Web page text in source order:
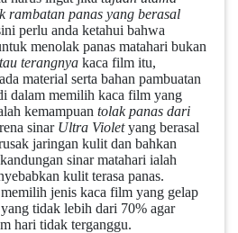
rambatan panas yang berasal
perlu anda ketahui bahwa
menolak panas matahari bukan
terangnya kaca film itu,
material serta bahan pambuatan
dalam memilih kaca film yang
kemampuan tolak panas dari
sinar Ultra Violetyang berasal
jaringan kulit dan bahkan
sinar matahari ialah
kulit terasa panas.
jenis kaca film yang gelap
tidak lebih dari 70% agar
hari tidak terganggu.